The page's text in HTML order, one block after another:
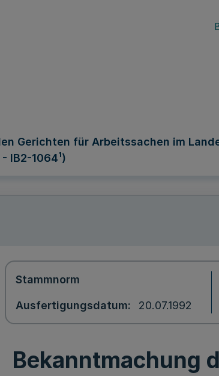
Gerichten für Arbeitssachen im
IB2-1064¹)
Stammnorm
Ausfertigungsdatum 20.07.1992
Bekanntmachung